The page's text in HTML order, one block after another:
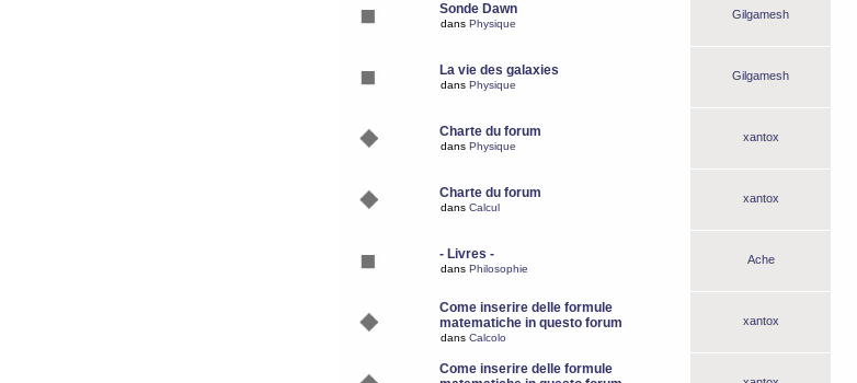
Sonde Dawn
dans Physique
Gilgamesh
La vie des galaxies
dans Physique
Gilgamesh
Charte du forum
dans Physique
xantox
Charte du forum
dans Calcul
xantox
- Livres -
dans Philosophie
Ache
Come inserire delle formule
matematiche in questo forum
dans Calcolo
xantox
Come inserire delle formule